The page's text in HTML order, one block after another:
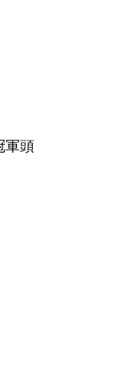
軍頭